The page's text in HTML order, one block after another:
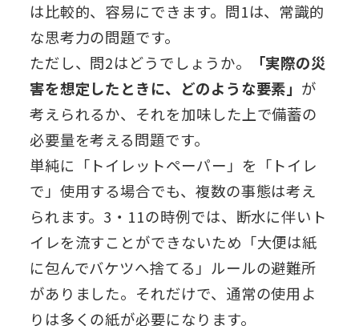
は比較的、容易にできます。問1は、常識的
な思考力の問題です。
ただし、問2はどうでしょうか。
「実際の災
害を想定したときに、どのような要素」 が
考えられるか、それを加味した上で備蓄の
必要量を考える問題です。
単純に「トイレットペーパー」を「トイレ
で」使用する場合でも、複数の事態は考え
られます。3・11の時例では、断水に伴いト
イレを流すことができないため「大便は紙
に包んでバケツへ捨てる」ルールの避難所
がありました。それだけで、通常の使用よ
りは多くの紙が必要になります。